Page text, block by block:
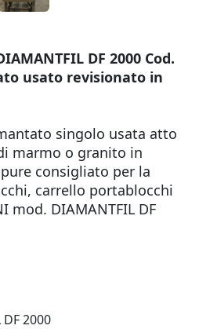
DF 2000 Cod.
usato revisionato in
singolo usata atto
marmo o granito in
consigliato per la
carrello portablocchi
mod. DIAMANTFIL DF
DF 2000